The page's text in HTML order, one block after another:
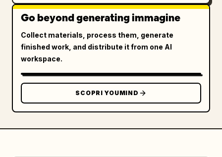
Go beyond generating immagine
Collect materials, process them, generate
finished work, and distribute it from one AI
workspace.
SCOPRI YOUMIND